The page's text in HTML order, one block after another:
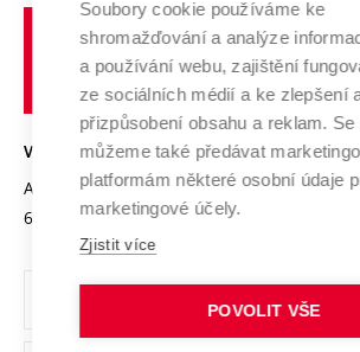
Výzkumné infrastruktury
Transfer znalostí
Open Science
Projekty
Projekty ze strukturálních fondů
Specifický výzkum
Spolupráce se školami
Mezinárodní dohody
Univerzitní sítě
Udržitelná univerzita
Podnikavá univerzita / ContriBUTe
Bezpečná univerzita
Vyznamenání
Organizační struktura
Ochrana osobních údajů
Brně
VYSOKÉ UČENÍ TECHNICKÉ V BRNĚ
Antonínská 548/1
602 00 Brno
www.vut.cz
vut@vutbr.cz
Soubory cookie používáme ke
shromažďování a analýze
a používání webu, zajištění
ze sociálních médií a ke zlepšení
přizpůsobení obsahu a reklam. Se
můžeme také předávat
platformám některé osobní údaje
marketingové účely.
Zjistit více
POVOLIT VŠE